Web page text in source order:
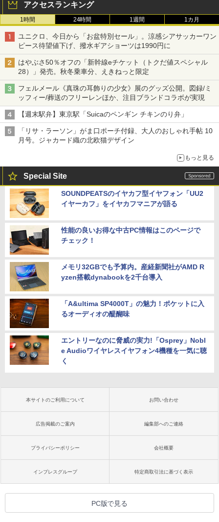
アクセスランキング
1時間 24時間 1週間 1カ月
ユニクロ、今日から「お盆特別セール」。涼感シアサッカーワン
ピース待望値下げ、撥水ギアショーツは1990円に
はやぶさ50％オフの「新幹線eチケット（トクだ値スペシャル
28）」発売。秋冬乗車分、えきねっと限定
フェルメール《真珠の耳飾りの少女》展のグッズ公開。図録/ミ
ッフィー/葬送のフリーレンほか、注目ブランドコラボが実現
【週末駅弁】東京駅「Suicaのペンギン チキンのり弁」
「リサ・ラーソン」がま口ポーチ付録、大人のおしゃれ手帖 10
月号。ジャカード織の北欧猫デザイン
もっと見る
Special Site
SOUNDPEATSのイヤカフ型イヤフォン「UU2
イヤーカフ」をイヤカフマニアが語る
性能の良いお得な中古PC情報はこのページで
チェック！
メモリ32GBでも予算内。産経新聞社がAMD R
yzen搭載dynabookを2千台導入
「A&ultima SP4000T」の魅力！ポケットに入
るオーディオの醍醐味
エントリーなのに脅威の実力!「Osprey」Nobl
e Audioワイヤレスイヤフォン4機種を一気に聴
く
本サイトのご利用について お問い合わせ
広告掲載のご案内 編集部へのご連絡
プライバシーポリシー 会社概要
インプレスグループ 特定商取引法に基づく表示
PC版で見る